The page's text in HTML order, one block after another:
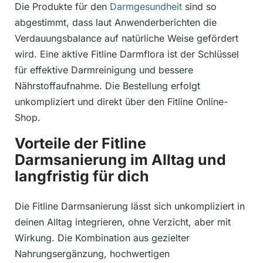
Die Produkte für den Darmgesundheit sind so
abgestimmt, dass laut Anwenderberichten die
Verdauungsbalance auf natürliche Weise gefördert
wird. Eine aktive Fitline Darmflora ist der Schlüssel
für effektive Darmreinigung und bessere
Nährstoffaufnahme. Die Bestellung erfolgt
unkompliziert und direkt über den Fitline Online-
Shop.
Vorteile der Fitline
Darmsanierung im Alltag und
langfristig für dich
Die Fitline Darmsanierung lässt sich unkompliziert in
deinen Alltag integrieren, ohne Verzicht, aber mit
Wirkung. Die Kombination aus gezielter
Nahrungsergänzung, hochwertigen